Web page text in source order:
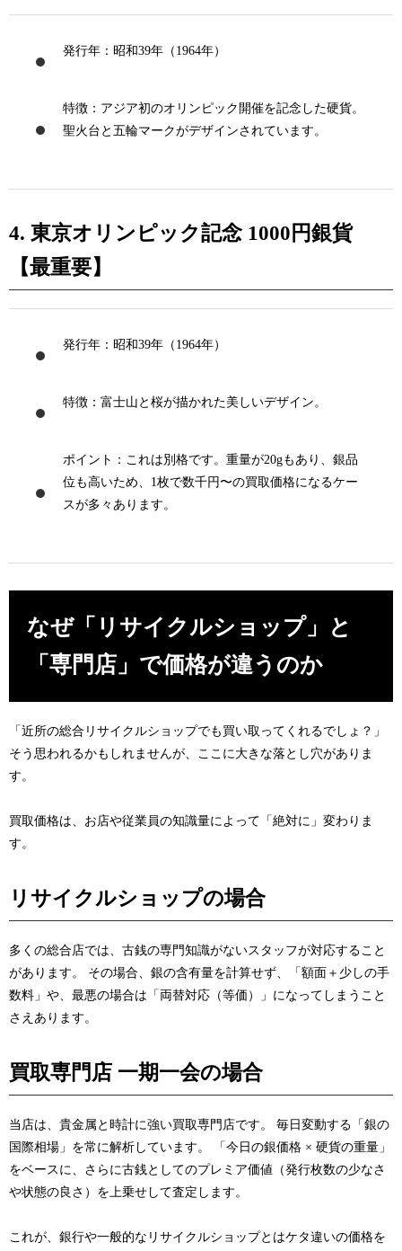
発行年 ：昭和39年（1964年）
特徴 ：アジア初のオリンピック開催を記念した硬貨。
聖火台と五輪マークがデザインされています。
4. 東京オリンピック記念 1000円銀貨
【最重要】
発行年 ：昭和39年（1964年）
特徴 ：富士山と桜が描かれた美しいデザイン。
ポイント ：これは別格です。重量が20gもあり、銀品
位も高いため、 1枚で数千円〜の買取価格になるケー
スが多々あります。
なぜ「リサイクルショップ」と
「専門店」で価格が違うのか
「近所の総合 リサイクルショップでも買い取ってくれるでしょ？」
そう思われるかもしれませんが、ここに大きな落とし穴がありま
す。
買取価格は、お店や従業員の知識量によって「絶対に」変わりま
す。
リサイクルショップの場合
多くの総合店では、古銭の専門知識がないスタッフが対応すること
があります。 その場合、銀の含有量を計算せず、「額面＋少しの手
数料」や、最悪の場合は「両替対応（等価）」になってしまうこと
さえあります。
買取専門店 一期一会の場合
当店は、貴金属と時計に強い買取専門店です。 毎日変動する「銀の
国際相場」を常に解析しています。 「今日の銀価格 × 硬貨の重量」
をベースに、さらに古銭としてのプレミア価値（発行枚数の少なさ
や状態の良さ）を上乗せして査定します。
これが、銀行や一般的なリサイクルショップとはケタ違いの価格を